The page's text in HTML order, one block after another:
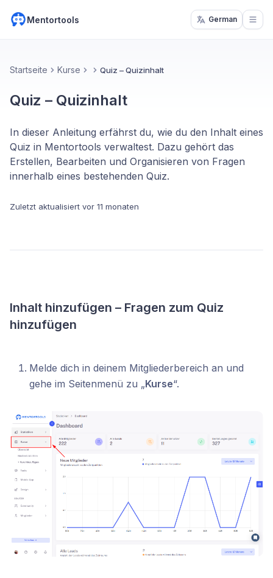
Mentortools German
Startseite Kurse Quiz – Quizinhalt
Quiz – Quizinhalt
In dieser Anleitung erfährst du, wie du den Inhalt eines
Quiz in Mentortools verwaltest. Dazu gehört das
Erstellen, Bearbeiten und Organisieren von Fragen
innerhalb eines bestehenden Quiz.
Zuletzt aktualisiert vor 11 monaten
Inhalt hinzufügen – Fragen zum Quiz
hinzufügen
Melde dich in deinem Mitgliederbereich an und
gehe im Seitenmenü zu „Kurse“.